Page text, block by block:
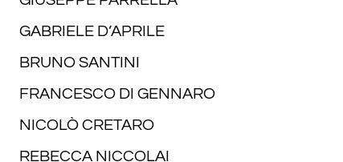
GABRIELE D’APRILE
BRUNO SANTINI
FRANCESCO DI GENNARO
NICOLÒ CRETARO
REBECCA NICCOLAI